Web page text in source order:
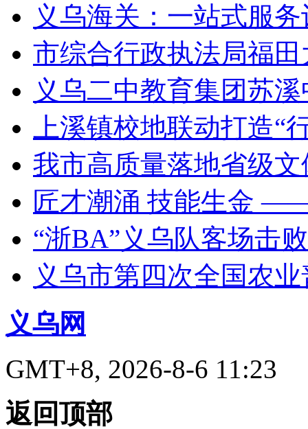
义乌海关：一站式服
市综合行政执法局福
义乌二中教育集团苏
上溪镇校地联动打造“
我市高质量落地省级
匠才潮涌 技能生金
“浙BA”义乌队客场击
义乌市第四次全国农
义乌网
GMT+8, 2026-8-6 11:23
返回顶部